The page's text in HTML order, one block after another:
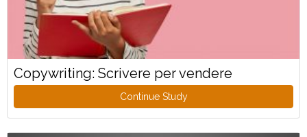
Copywriting: Scrivere per vendere
Continue Study